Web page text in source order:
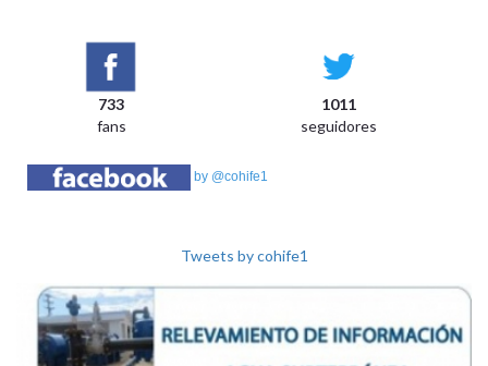
733
1011
fans
seguidores
by @cohife1
Tweets by cohife1